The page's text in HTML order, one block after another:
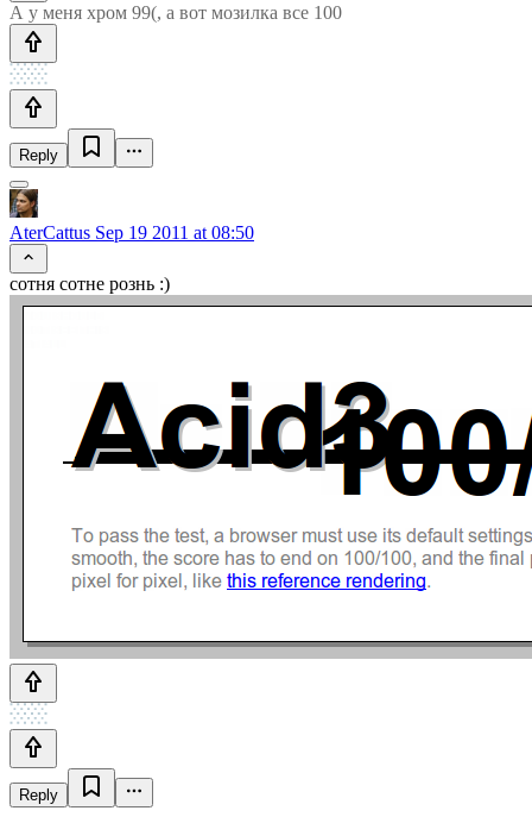
А у меня хром 99(, а вот мозилка все 100
Reply
AterCattus Sep 19 2011 at 08:50
сотня сотне рознь :)
Reply